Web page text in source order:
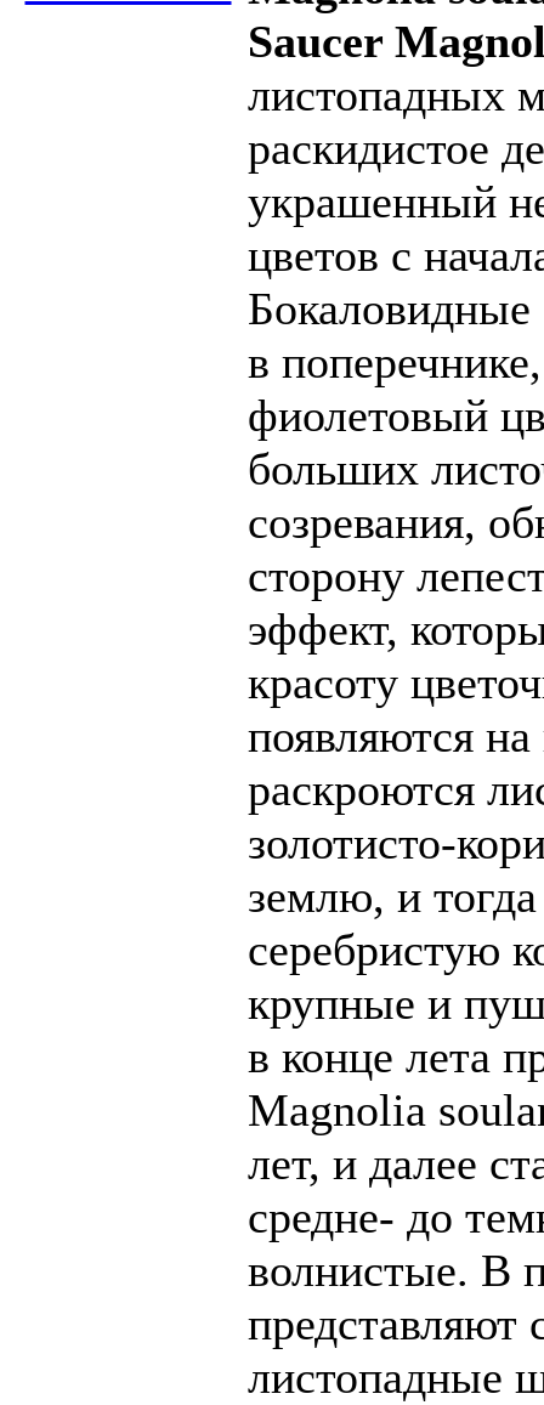
Saucer
листопадных
раскидистое
украшенный
цветов с
в
фиолетовый
больших
созревания,
сторону
эффект,
красоту
появляются на
раскроются
золотисто-
землю, и
серебристую
крупные и
в конце лета
Magnolia
лет, и далее
средне- до
волнистые. В
представляют
листопадные